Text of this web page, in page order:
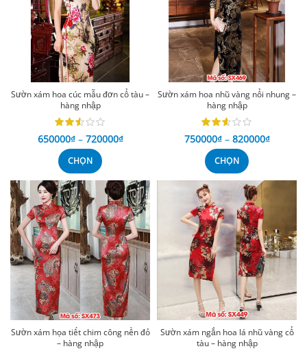
Sườn xám hoa cúc mẫu đơn cổ tàu –
hàng nhập
650000₫ – 720000₫
CHỌN
Sườn xám hoa nhũ vàng nổi nhung –
hàng nhập
750000₫ – 820000₫
CHỌN
Sườn xám họa tiết chim công nền đỏ
– hàng nhập
Sườn xám ngắn hoa lá nhũ vàng cổ
tàu – hàng nhập